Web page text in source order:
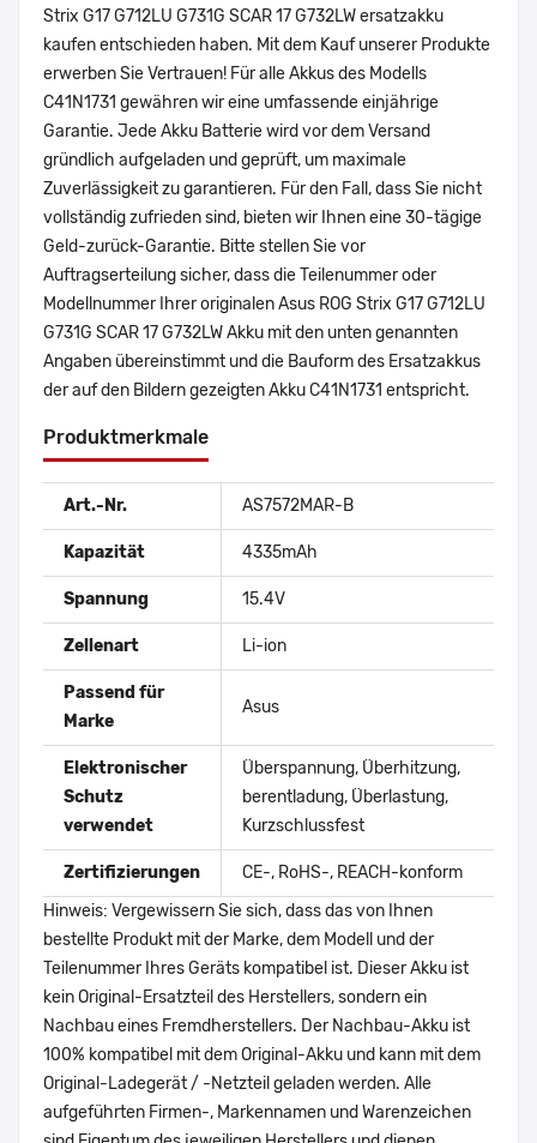
Strix G17 G712LU G731G SCAR 17 G732LW ersatzakku
kaufen entschieden haben. Mit dem Kauf unserer Produkte
erwerben Sie Vertrauen! Für alle Akkus des Modells
C41N1731 gewähren wir eine umfassende einjährige
Garantie. Jede Akku Batterie wird vor dem Versand
gründlich aufgeladen und geprüft, um maximale
Zuverlässigkeit zu garantieren. Für den Fall, dass Sie nicht
vollständig zufrieden sind, bieten wir Ihnen eine 30-tägige
Geld-zurück-Garantie. Bitte stellen Sie vor
Auftragserteilung sicher, dass die Teilenummer oder
Modellnummer Ihrer originalen Asus ROG Strix G17 G712LU
G731G SCAR 17 G732LW Akku mit den unten genannten
Angaben übereinstimmt und die Bauform des Ersatzakkus
der auf den Bildern gezeigten Akku C41N1731 entspricht.
Produktmerkmale
Art.-Nr. AS7572MAR-B
Kapazität 4335mAh
Spannung 15.4V
Zellenart Li-ion
Passend für
Marke
Asus
Elektronischer
Schutz
verwendet
Überspannung, Überhitzung,
berentladung, Überlastung,
Kurzschlussfest
Zertifizierungen
CE-, RoHS-, REACH-konform
Hinweis: Vergewissern Sie sich, dass das von Ihnen
bestellte Produkt mit der Marke, dem Modell und der
Teilenummer Ihres Geräts kompatibel ist. Dieser Akku ist
kein Original-Ersatzteil des Herstellers, sondern ein
Nachbau eines Fremdherstellers. Der Nachbau-Akku ist
100% kompatibel mit dem Original-Akku und kann mit dem
Original-Ladegerät / -Netzteil geladen werden. Alle
aufgeführten Firmen-, Markennamen und Warenzeichen